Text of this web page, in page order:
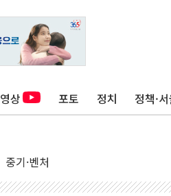
영상 포토 정치 정책·
중기·벤처